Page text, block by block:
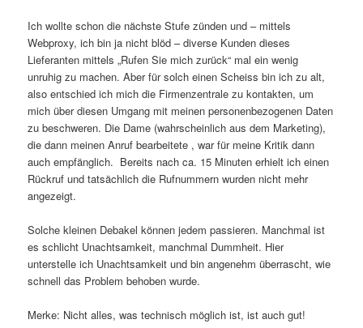
Ich wollte schon die nächste Stufe zünden und – mittels
Webproxy, ich bin ja nicht blöd – diverse Kunden dieses
Lieferanten mittels „Rufen Sie mich zurück“ mal ein wenig
unruhig zu machen. Aber für solch einen Scheiss bin ich zu alt,
also entschied ich mich die Firmenzentrale zu kontakten, um
mich über diesen Umgang mit meinen personenbezogenen Daten
zu beschweren. Die Dame (wahrscheinlich aus dem Marketing),
die dann meinen Anruf bearbeitete , war für meine Kritik dann
auch empfänglich. Bereits nach ca. 15 Minuten erhielt ich einen
Rückruf und tatsächlich die Rufnummern wurden nicht mehr
angezeigt.
Solche kleinen Debakel können jedem passieren. Manchmal ist
es schlicht Unachtsamkeit, manchmal Dummheit. Hier
unterstelle ich Unachtsamkeit und bin angenehm überrascht, wie
schnell das Problem behoben wurde.
Merke: Nicht alles, was technisch möglich ist, ist auch gut!